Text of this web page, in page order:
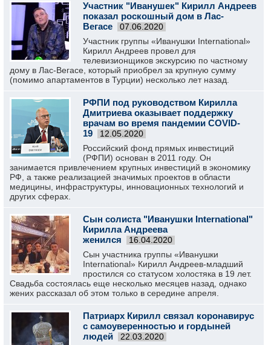
Участник "Иванушек" Кирилл Андреев
показал роскошный дом в Лас-
Вегасе
07.06.2020
Участник группы «Иванушки International»
Кирилл Андреев провел для
телевизионщиков экскурсию по частному
дому в Лас-Вегасе, который приобрел за крупную сумму
(помимо апартаментов в Турции) несколько лет назад.
РФПИ под руководством Кирилла
Дмитриева оказывает поддержку
врачам во время пандемии COVID-
19
12.05.2020
Российский фонд прямых инвестиций
(РФПИ) основан в 2011 году. Он
занимается привлечением крупных инвестиций в экономику
РФ, а также реализацией значимых проектов в области
медицины, инфраструктуры, инновационных технологий и
других сферах.
Сын солиста "Иванушки International"
Кирилла Андреева
женился
16.04.2020
Сын участника группы «Иванушки
International» Кирилл Андреев-младший
простился со статусом холостяка в 19 лет.
Свадьба состоялась еще несколько месяцев назад, однако
жених рассказал об этом только в середине апреля.
Патриарх Кирилл связал коронавирус
с самоуверенностью и гордыней
людей
22.03.2020